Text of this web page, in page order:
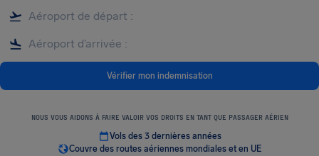
Vérifier mon indemnisation
NOUS VOUS AIDONS À FAIRE VALOIR VOS DROITS EN TANT QUE PASSAGER AÉRIEN
Vols des 3 dernières années
Couvre des routes aériennes mondiales et en UE